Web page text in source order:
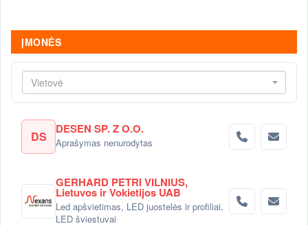
ĮMONĖS
Vietovė
DS DESEN SP. Z O.O.
Aprašymas nenurodytas
GERHARD PETRI VILNIUS,
Lietuvos ir Vokietijos UAB
Led apšvietimas, LED juostelės ir profiliai,
LED šviestuvai